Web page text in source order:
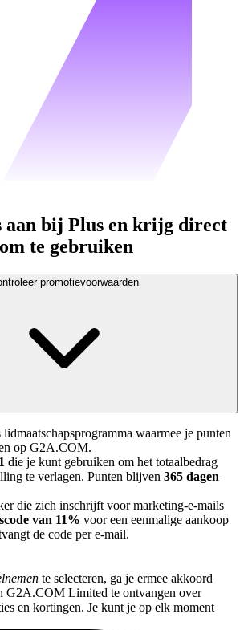
aan bij Plus en krijg direct
te gebruiken
promotievoorwaarden
waarmee je punten
op G2A.COM.
die je kunt gebruiken om het totaalbedrag
te verlagen. Punten blijven 365 dagen
die zich inschrijft voor marketing-e-mails
van 11% voor een eenmalige aankoop
de code per e-mail.
te selecteren, ga je ermee akkoord
G2A.COM Limited te ontvangen over
en kortingen. Je kunt je op elk moment